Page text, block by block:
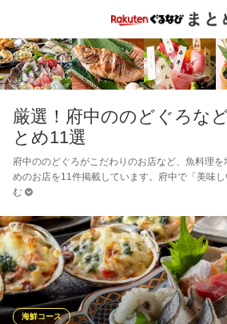
厳選！府中ののどぐろな
とめ11選
府中ののどぐろがこだわりのお店など、魚料理
めのお店を11件掲載しています。府中で「美味
む
海鮮コース